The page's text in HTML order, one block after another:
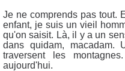
Je ne comprends pas tout.
enfant, je suis un vieil
qu'on saisit. Là, il y a un
dans quidam, macadam.
traversent les
aujourd'hui.